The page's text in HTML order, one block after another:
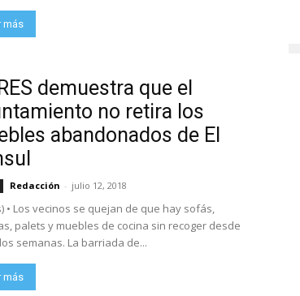
más
demuestra que el
no retira los
abandonados de El
Redacción - julio 12, 2018
• Los vecinos se quejan de que hay sofás,
palets y muebles de cocina sin recoger desde
semanas. La barriada de...
más